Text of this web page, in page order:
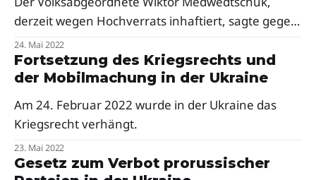
Stremousov, verboten. Insgesamt hat das Gericht
die Aktivitäten von 6 pro-russischen Parteien in der
Ukraine verboten: dem
derzeit wegen Hochverrats inhaftiert, sagte gegen
den fünften Präsidenten der Ukraine, Petro
Poroschenko, aus.
24. Mai 2022
Fortsetzung des Kriegsrechts und
der Mobilmachung in der Ukraine
Am 24. Februar 2022 wurde in der Ukraine das
Kriegsrecht verhängt.
23. Mai 2022
Gesetz zum Verbot prorussischer